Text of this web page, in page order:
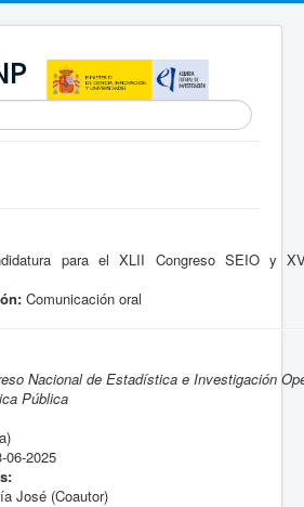
para el XLII Congreso SEIO y
Comunicación oral
Nacional de Estadística e Investigación
Pública
06-2025
José (Coautor)